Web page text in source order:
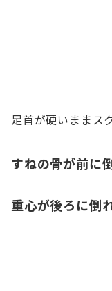
足首が硬いままス
すねの骨が前に
重心が後ろに倒